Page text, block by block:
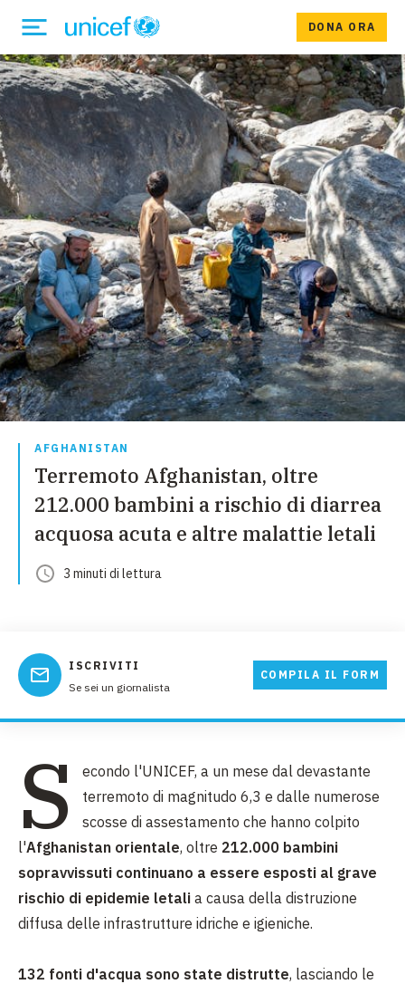
DONA ORA
AFGHANISTAN
Terremoto Afghanistan, oltre
212.000 bambini a rischio di diarrea
acquosa acuta e altre malattie letali
3 minuti di lettura
ISCRIVITI
Se sei un giornalista
COMPILA IL FORM
S
econdo l'UNICEF, a un mese dal devastante
terremoto di magnitudo 6,3 e dalle numerose
scosse di assestamento che hanno colpito
l'Afghanistan orientale, oltre 212.000 bambini
sopravvissuti continuano a essere esposti al grave
rischio di epidemie letali a causa della distruzione
diffusa delle infrastrutture idriche e igieniche.
132 fonti d'acqua sono state distrutte, lasciando le